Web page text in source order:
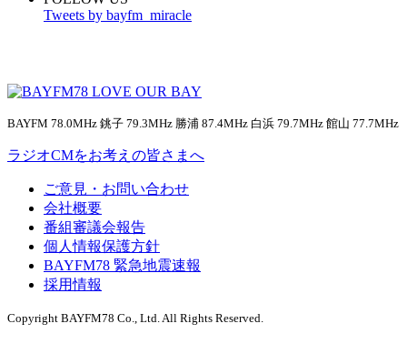
Tweets by bayfm_miracle
BAYFM 78.0MHz 銚子 79.3MHz 勝浦 87.4MHz 白浜 79.7MHz 館山 77.7MHz
ラジオCMをお考えの皆さまへ
ご意見・お問い合わせ
会社概要
番組審議会報告
個人情報保護方針
BAYFM78 緊急地震速報
採用情報
Copyright BAYFM78 Co., Ltd. All Rights Reserved.